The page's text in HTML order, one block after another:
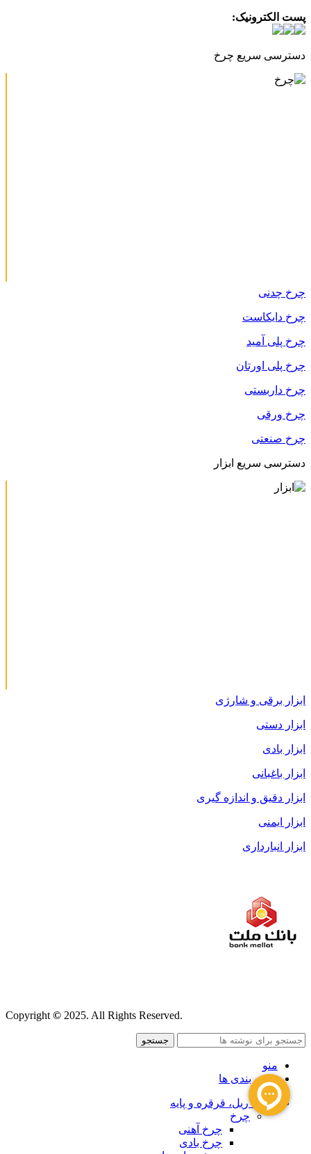
پست الکترونیک:
دسترسی سریع چرخ
چرخ چدنی
چرخ دایکاست
چرخ پلی آمید
چرخ پلی اورتان
چرخ داربستی
چرخ ورقی
چرخ صنعتی
دسترسی سریع ابزار
ابزار برقی و شارژی
ابزار دستی
ابزار بادی
ابزار باغبانی
ابزار دقیق و اندازه گیری
ابزار ایمنی
ابزار انبارداری
Copyright© 2025. All Rights Reserved.
جستجو
منو
دسته بندی ها
چرخ ، ریل، قرقره و پایه
چرخ
چرخ آهنی
چرخ بادی